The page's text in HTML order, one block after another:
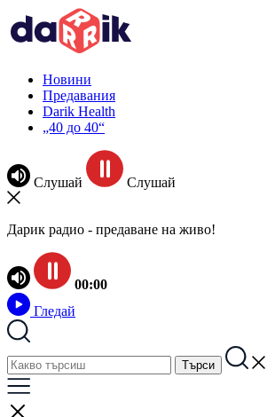
Новини
Предавания
Darik Health
„40 до 40“
Слушай Слушай
Дарик радио - предаване на живо!
00:00
Гледай